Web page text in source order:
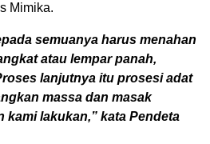
Mimika.
semuanya harus menahan
atau lempar panah,
lanjutnya itu prosesi adat
massa dan masak
kami lakukan,” kata Pendeta